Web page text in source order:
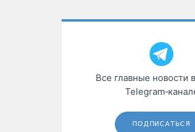
Все главные новости
ПОДПИСАТЬСЯ